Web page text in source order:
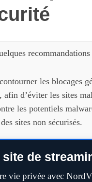
recommandations
les blocages
afin d’éviter les sites
les potentiels
sites non sécurisés.
de
vie privée avec